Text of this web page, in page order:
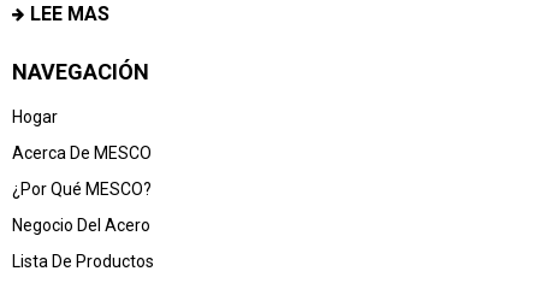
LEE MAS
NAVEGACIÓN
Hogar
Acerca De MESCO
¿Por Qué MESCO?
Negocio Del Acero
Lista De Productos